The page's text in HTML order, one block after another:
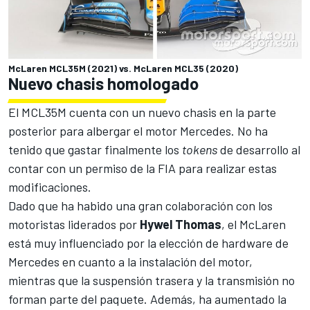
McLaren MCL35M (2021) vs. McLaren MCL35 (2020)
Nuevo chasis homologado
El MCL35M cuenta con un nuevo chasis en la parte
posterior para albergar el motor Mercedes. No ha
tenido que gastar finalmente los tokensde desarrollo al
contar con un permiso de la FIA para realizar estas
modificaciones.
Dado que ha habido una gran colaboración con los
motoristas liderados por Hywel Thomas, el McLaren
está muy influenciado por la elección de hardware de
Mercedes en cuanto a la instalación del motor,
mientras que la suspensión trasera y la transmisión no
forman parte del paquete. Además, ha aumentado la